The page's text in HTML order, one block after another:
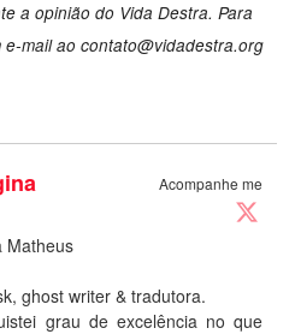
a opinião do Vida Destra. Para
mail ao contato@vidadestra.org
Acompanhe me
Matheus
ghost writer & tradutora.
grau de excelência no que